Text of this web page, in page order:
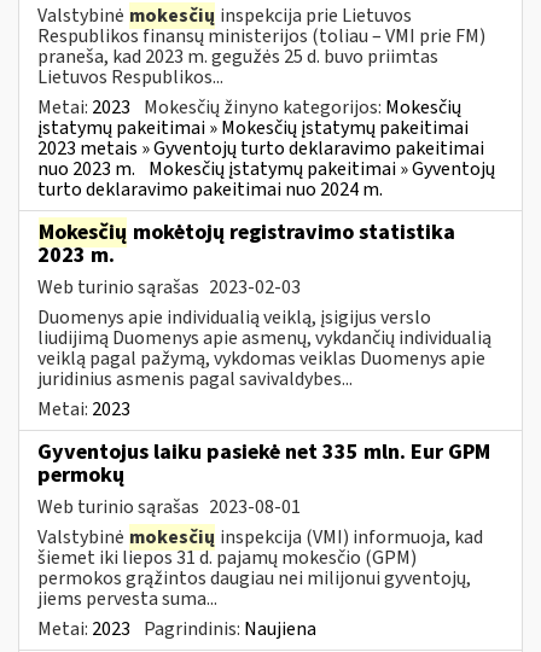
Valstybinė mokesčių inspekcija prie Lietuvos
Respublikos finansų ministerijos (toliau – VMI prie FM)
praneša, kad 2023 m. gegužės 25 d. buvo priimtas
Lietuvos Respublikos...
Metai: 2023 Mokesčių žinyno kategorijos: Mokesčių
įstatymų pakeitimai » Mokesčių įstatymų pakeitimai
2023 metais » Gyventojų turto deklaravimo pakeitimai
nuo 2023 m. Mokesčių įstatymų pakeitimai » Gyventojų
turto deklaravimo pakeitimai nuo 2024 m.
Mokesčių mokėtojų registravimo statistika
2023 m.
Web turinio sąrašas 2023-02-03
Duomenys apie individualią veiklą, įsigijus verslo
liudijimą Duomenys apie asmenų, vykdančių individualią
veiklą pagal pažymą, vykdomas veiklas Duomenys apie
juridinius asmenis pagal savivaldybes...
Metai: 2023
Gyventojus laiku pasiekė net 335 mln. Eur GPM
permokų
Web turinio sąrašas 2023-08-01
Valstybinė mokesčių inspekcija (VMI) informuoja, kad
šiemet iki liepos 31 d. pajamų mokesčio (GPM)
permokos grąžintos daugiau nei milijonui gyventojų,
jiems pervesta suma...
Metai: 2023 Pagrindinis: Naujiena